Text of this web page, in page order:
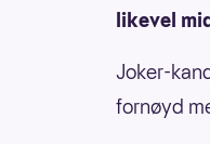
likevel
Joker-
fornøyd